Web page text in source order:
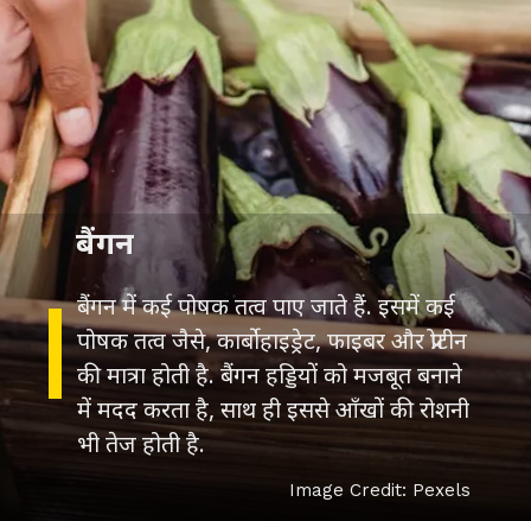
बैंगन में कई पोषक तत्व पाए जाते हैं. इसमें कई
पोषक तत्व जैसे, कार्बोहाइड्रेट, फाइबर और प्रोटीन
की मात्रा होती है. बैंगन हड्डियों को मजबूत बनाने
में मदद करता है, साथ ही इससे आँखों की रोशनी
भी तेज होती है.
बैंगन
Image Credit: Pexels